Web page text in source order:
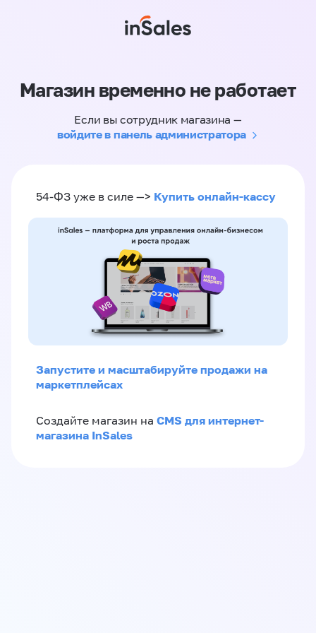
Магазин временно не работает
Если вы сотрудник магазина —
войдите в панель администратора
54-ФЗ уже в силе —> Купить онлайн-кассу
Запустите и масштабируйте продажи на
маркетплейсах
Создайте магазин на CMS для интернет-
магазина InSales